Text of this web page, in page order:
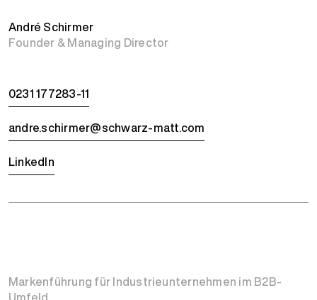
André Schirmer
Founder & Managing Director
0231 177283-11
andre.schirmer@schwarz-matt.com
LinkedIn
Markenführung für Industrieunternehmen im B2B-